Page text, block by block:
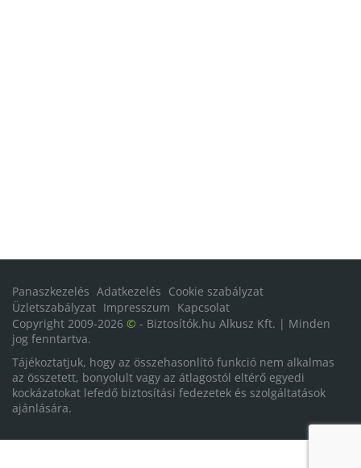
Panaszkezelés Adatkezelés Cookie szabályzat
Üzletszabályzat Impresszum Kapcsolat
Copyright 2009-2026 © - Biztosítók.hu Alkusz Kft. | Minden
jog fenntartva.
Tájékoztatjuk, hogy az összehasonlító funkció nem alkalmas
az összetett, bonyolult vagy az átlagostól eltérő egyedi
kockázatokat lefedő biztosítási fedezetek és szolgáltatások
ajánlására.